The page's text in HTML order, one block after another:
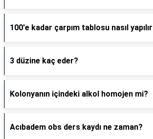
100'e kadar çarpım tablosu nasıl
3 düzine kaç eder?
Kolonyanın içindeki alkol homojen mi?
Acıbadem obs ders kaydı ne zaman?